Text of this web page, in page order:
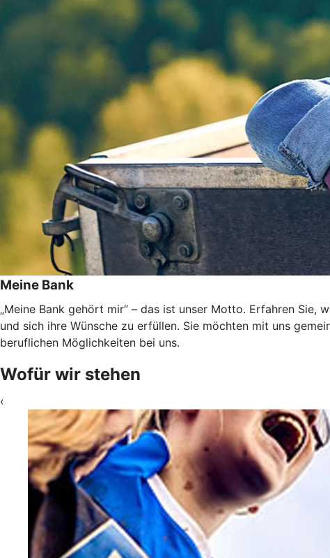
Meine Bank
„Meine Bank gehört mir“ – das ist unser Motto. Erfahren Sie,
und sich ihre Wünsche zu erfüllen. Sie möchten mit uns
beruflichen Möglichkeiten bei uns.
Wofür wir stehen
‹